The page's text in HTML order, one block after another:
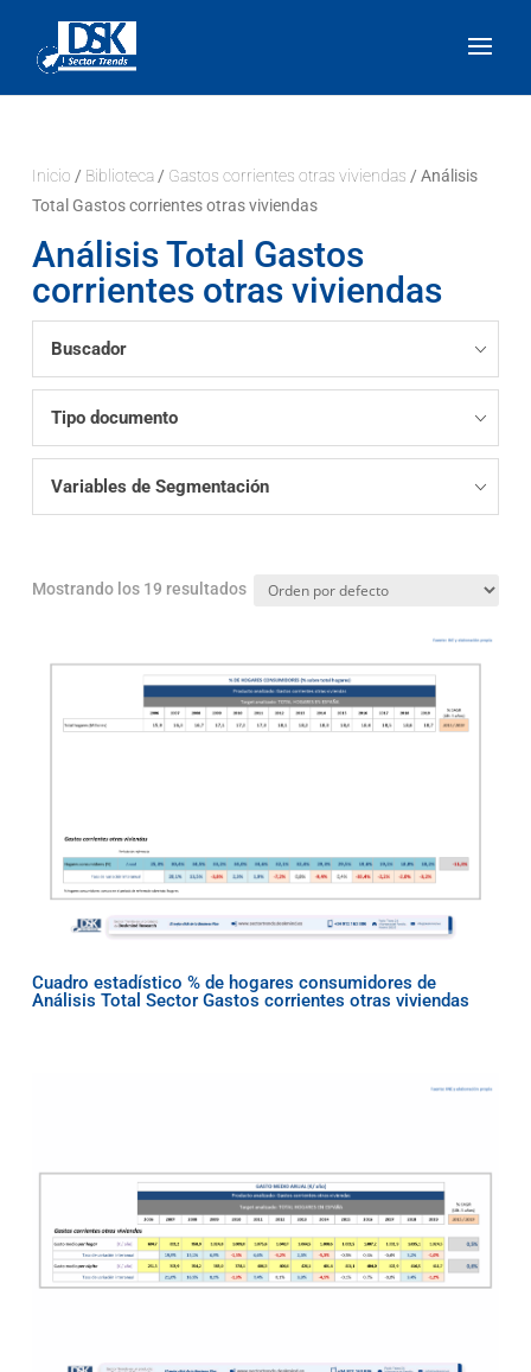
Inicio / Biblioteca/ Gastos corrientes otras viviendas / Análisis
Total Gastos corrientes otras viviendas
Análisis Total Gastos
corrientes otras viviendas
Buscador
Tipo documento
Variables de Segmentación
Mostrando los 19 resultados
Cuadro estadístico % de hogares consumidores de
Análisis Total Sector Gastos corrientes otras viviendas